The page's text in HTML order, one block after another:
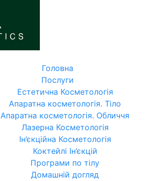
Головна
Послуги
Естетична Косметологія
Апаратна косметологія. Тіло
Апаратна косметологія. Обличчя
Лазерна Косметологія
Ін’єкційна Косметологія
Коктейлі Ін’єкцій
Програми по тілу
Домашній догляд